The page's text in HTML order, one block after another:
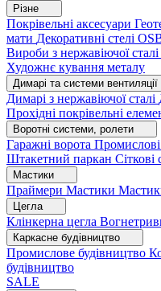
Різне
Покрівельні аксесуари
мати Декоративні стелі
Вироби з нержавіючої сталі
Художнє кування металу
Димарі та системи вентиляції
Димарі з нержавіючої сталі
Прохідні покрівельні
Воротні системи, ролети
Гаражні ворота
Штакетний паркан
Мастики
Праймери Мастики
Цегла
Клінкерна цегла
Каркасне будівництво
Промислове будівництво
будівництво
SALE